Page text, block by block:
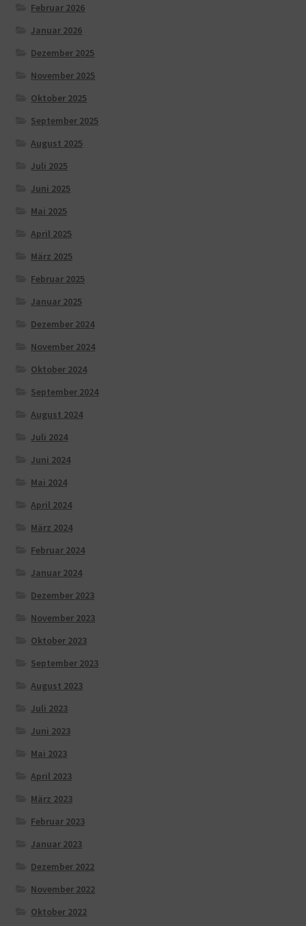
Februar 2026
Januar 2026
Dezember 2025
November 2025
Oktober 2025
September 2025
August 2025
Juli 2025
Juni 2025
Mai 2025
April 2025
März 2025
Februar 2025
Januar 2025
Dezember 2024
November 2024
Oktober 2024
September 2024
August 2024
Juli 2024
Juni 2024
Mai 2024
April 2024
März 2024
Februar 2024
Januar 2024
Dezember 2023
November 2023
Oktober 2023
September 2023
August 2023
Juli 2023
Juni 2023
Mai 2023
April 2023
März 2023
Februar 2023
Januar 2023
Dezember 2022
November 2022
Oktober 2022